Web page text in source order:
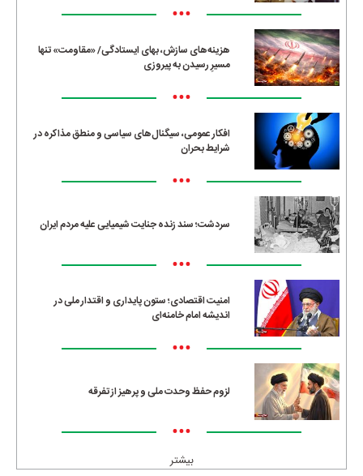
•••
هزینه‌های سازش، بهای ایستادگی/ «مقاومت» تنها
مسیرِ رسیدن به پیروزی
•••
افکار عمومی، سیگنال‌های سیاسی و منطق مذاکره در
شرایط بحران
•••
سردشت؛ سند زنده جنایت شیمیایی علیه مردم ایران
•••
امنیت اقتصادی؛ ستون پایداری و اقتدار ملی در
اندیشه امام خامنه‌ای
•••
لزوم حفظ وحدت ملی و پرهیز از تفرقه
•••
بیشتر